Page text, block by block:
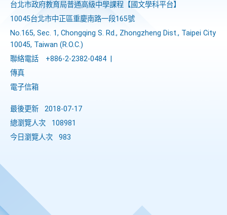
台北市政府教育局普通高級中學課程​【​國文學科平台】
10045台北市中正區重慶南路一段165號
No.165, Sec. 1, Chongqing S. Rd., Zhongzheng Dist., Taipei City
10045, Taiwan (R.O.C.)
聯絡電話
+886-2-2382-0484
傳真
電子信箱
最後更新
2018-07-17
總瀏覽人次
108981
今日瀏覽人次
983